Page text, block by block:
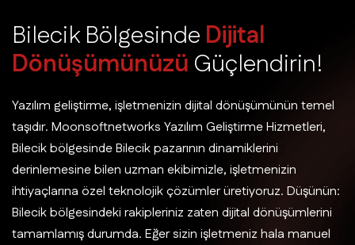
Bilecik Bölgesinde Dijital
Dönüşümünüzü Güçlendirin!
Yazılım geliştirme, işletmenizin dijital dönüşümünün temel
taşıdır. Moonsoftnetworks Yazılım Geliştirme Hizmetleri,
Bilecik bölgesinde Bilecik pazarının dinamiklerini
derinlemesine bilen uzman ekibimizle, işletmenizin
ihtiyaçlarına özel teknolojik çözümler üretiyoruz. Düşünün:
Bilecik bölgesindeki rakipleriniz zaten dijital dönüşümlerini
tamamlamış durumda. Eğer sizin işletmeniz hala manuel